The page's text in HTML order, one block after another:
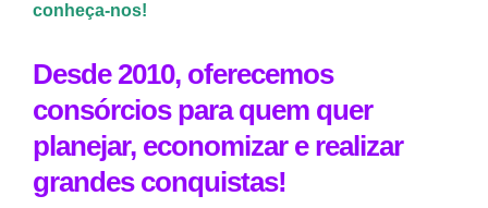
conheça-nos!
Desde 2010, oferecemos
consórcios para quem quer
planejar, economizar e realizar
grandes conquistas!